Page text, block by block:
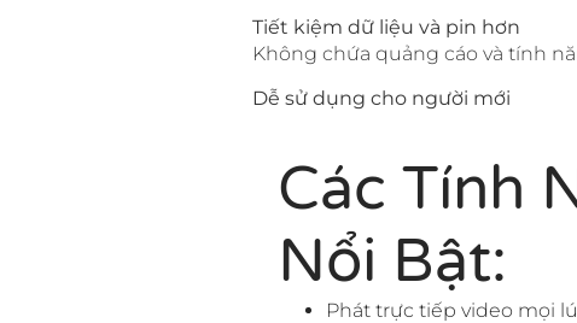
Tiết kiệm dữ liệu và pin hơn
Không chứa quảng cáo và tính
Dễ sử dụng cho người mới
Các Tính
Nổi Bật:
Phát trực tiếp video mọi